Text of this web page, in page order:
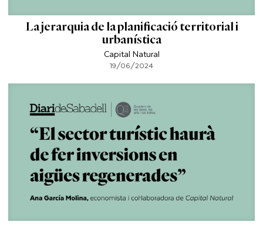
La jerarquia de la planificació territorial i
urbanística
Capital Natural
19/06/2024